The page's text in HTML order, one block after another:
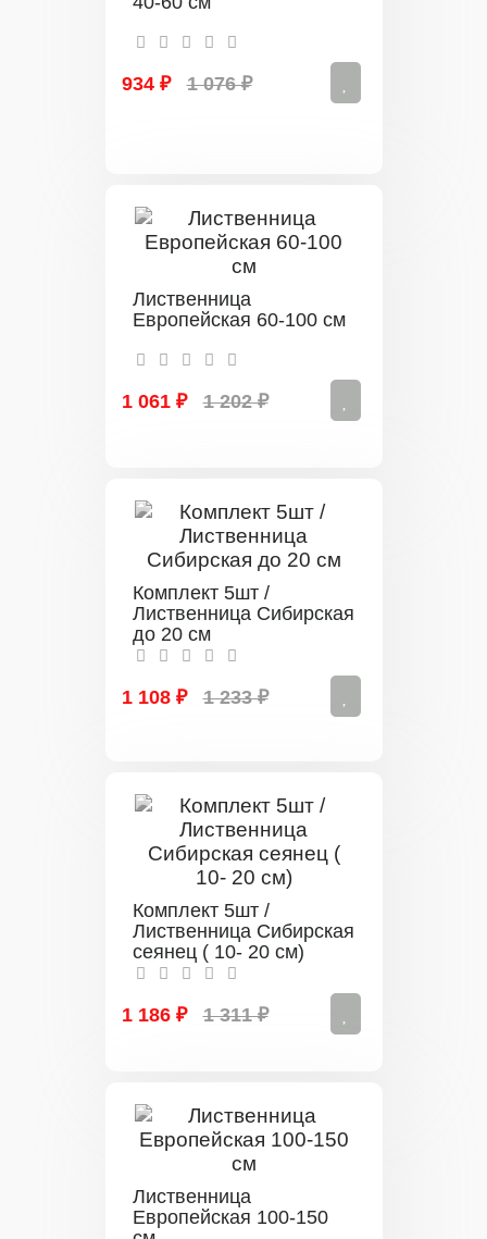
934 ₽ 1 076 ₽
Лиственница
Европейская 60-100 см
1 061 ₽ 1 202 ₽
Комплект 5шт /
Лиственница Сибирская
до 20 см
1 108 ₽ 1 233 ₽
Комплект 5шт /
Лиственница Сибирская
сеянец ( 10- 20 см)
1 186 ₽ 1 311 ₽
Лиственница
Европейская 100-150